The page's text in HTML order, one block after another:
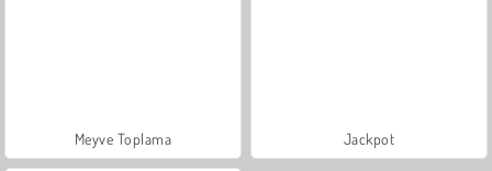
Meyve Toplama Jackpot